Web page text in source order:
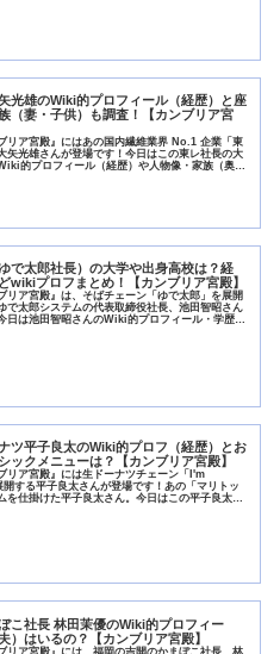
光雄のWiki的プロフィール（経歴）と座
（妻・子供）も調査！【カンブリア宮
リア宮殿』にはあの国内繊維業界 No.1 企業「東
矢光雄さんが登場です！今日はこの東レ社長の大
的プロフィール（経歴）や人物像・家族（奥さ
で太郎社長）の大学や出身高校は？経
wikiプロフまとめ！【カンブリア宮殿】
リア宮殿』は、そばチェーン「ゆで太郎」を展開
で太郎システムの代表取締役社長、池田智昭さん
日は池田智昭さんのWiki的プロフィール・学歴、
ツ平子良太のWiki的プロフ（経歴）とお
ックメニューは？【カンブリア宮殿】
リア宮殿』には生ドーナツチェーン「I'm
する平子良太さんが登場です！あの「マリトッ
を仕掛けた平子良太さん。今日はこの平子良太さ
こ社長 林田茉優のWiki的プロフィー
）はいるの？【カンブリア宮殿】
リア宮殿』には、福岡の吉開のかまぼこ社長、林